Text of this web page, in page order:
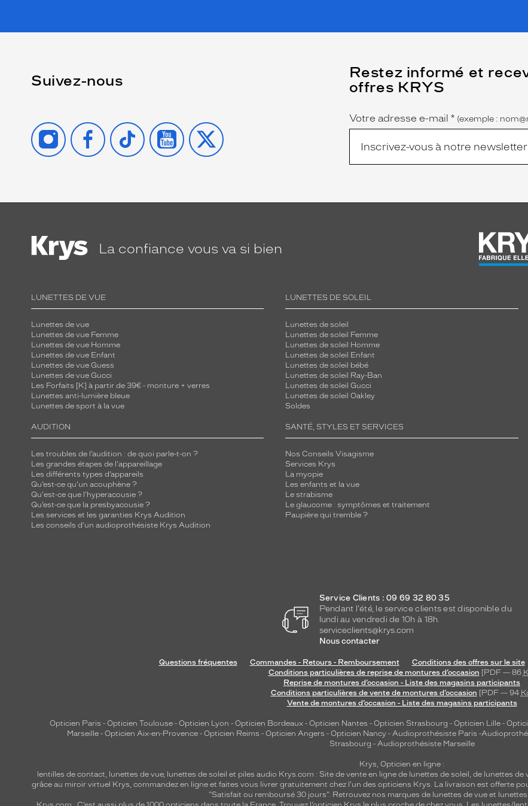
Suivez-nous
INSTAGRAMFACEBOOK
TIKTOK YOUTUBE
X
Restez informé et
offres KRYS
Name
Votre adresse e-mail *
(Ce
champ
est
obligatoire)
(exemple :
La confiance vous va si bien
LUNETTES DE VUE
Lunettes de vue
Lunettes de vue Femme
Lunettes de vue Homme
Lunettes de vue Enfant
Lunettes de vue Guess
Lunettes de vue Gucci
Les Forfaits [K] à partir de 39€ - monture + verres
Lunettes anti-lumière bleue
Lunettes de sport à la vue
LUNETTES DE SOLEIL
Lunettes de soleil
Lunettes de soleil Femme
Lunettes de soleil Homme
Lunettes de soleil Enfant
Lunettes de soleil bébé
Lunettes de soleil Ray-Ban
Lunettes de soleil Gucci
Lunettes de soleil Oakley
Soldes
AUDITION
Les troubles de l’audition : de quoi parle-t-on ?
Les grandes étapes de l'appareillage
Les différents types d’appareils
Qu’est-ce qu'un acouphène ?
Qu'est-ce que l'hyperacousie ?
Qu’est-ce que la presbyacousie ?
Les services et les garanties Krys Audition
Les conseils d'un audioprothésiste Krys Audition
SANTÉ, STYLES ET SERVICES
Nos Conseils Visagisme
Services Krys
La myopie
Les enfants et la vue
Le strabisme
Le glaucome : symptômes et traitement
Paupière qui tremble ?
Service Clients : 09 69 32 80 35
Pendant l'été, le service clients est disponible du
lundi au vendredi de 10h à 18h.
serviceclients@krys.com
Nous contacter
Questions fréquentes Commandes - Retours - Remboursement Conditions des offres sur le site
Conditions particulières de reprise de montures d’occasion [PDF — 86
Reprise de montures d’occasion - Liste des magasins participants
Conditions particulières de vente de montures d’occasion [PDF — 94
Vente de montures d’occasion - Liste des magasins participants
Opticien Paris - Opticien Toulouse - Opticien Lyon - Opticien Bordeaux - Opticien Nantes - Opticien Strasbourg - Opticien Lille -
Marseille - Opticien Aix-en-Provence - Opticien Reims - Opticien Angers - Opticien Nancy - Audioprothésiste Paris -
Strasbourg - Audioprothésiste Marseille
Krys, Opticien en ligne :
lentilles de contact, lunettes de vue, lunettes de soleil et piles audio Krys.com : Site de vente en ligne de lunettes de soleil, de lunettes de
grâce au miroir virtuel Krys, commandez en ligne et faites vous livrer gratuitement chez l'un des opticiens Krys. La livraison est offerte
"Satisfait ou remboursé 30 jours". Retrouvez nos marques de lunettes de vue et